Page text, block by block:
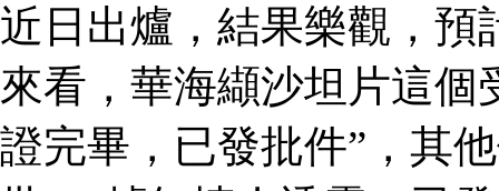
近日出爐，結果樂觀，預
來看，華海纈沙坦片這個
證完畢，已發批件”，其